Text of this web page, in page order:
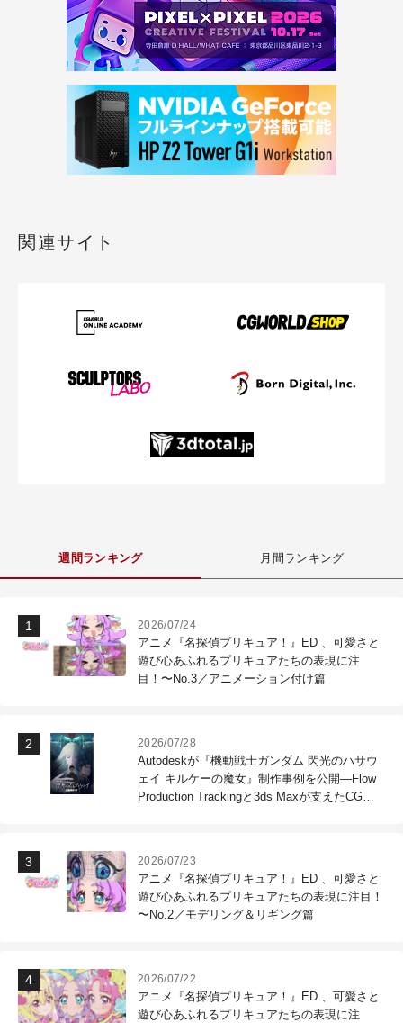
関連サイト
週間ランキング 月間ランキング
2026/07/24
アニメ『名探偵プリキュア！』ED 、可愛さと
遊び心あふれるプリキュアたちの表現に注
目！〜No.3／アニメーション付け篇
2026/07/28
Autodeskが『機動戦士ガンダム 閃光のハサウ
ェイ キルケーの魔女』制作事例を公開―Flow
Production Trackingと3ds Maxが支えたCG制
2026/07/23
アニメ『名探偵プリキュア！』ED 、可愛さと
遊び心あふれるプリキュアたちの表現に注目！
〜No.2／モデリング＆リギング篇
2026/07/22
アニメ『名探偵プリキュア！』ED 、可愛さと
遊び心あふれるプリキュアたちの表現に注